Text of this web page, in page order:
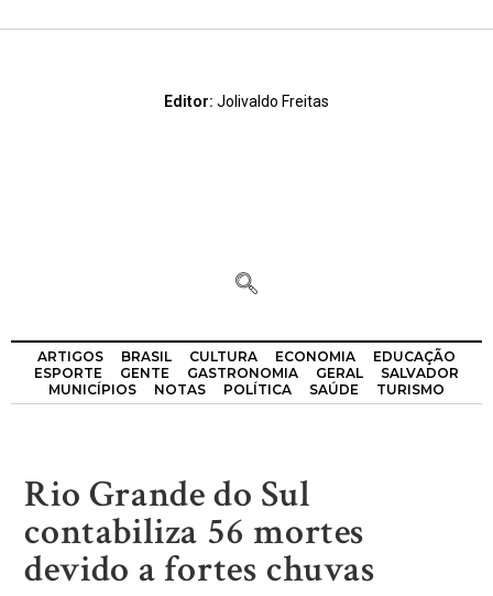
Editor: Jolivaldo Freitas
ARTIGOS BRASIL CULTURA ECONOMIA
EDUCAÇÃO
ESPORTE
GENTE GASTRONOMIA GERAL
SALVADOR
MUNICÍPIOS
NOTAS POLÍTICA SAÚDE TURISMO
Rio Grande do Sul
contabiliza 56 mortes
devido a fortes chuvas